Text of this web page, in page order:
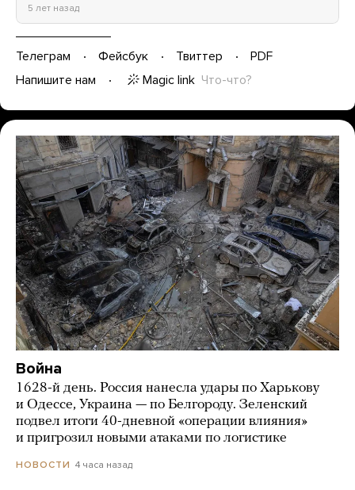
5 лет назад
Телеграм Фейсбук Твиттер
PDF
Напишите нам
Magic link Что-что?
Война
1628-й день. Россия нанесла удары по Харькову
и Одессе, Украина — по Белгороду. Зеленский
подвел итоги 40-дневной «операции влияния»
и пригрозил новыми атаками по логистике
НОВОСТИ 4 часа назад